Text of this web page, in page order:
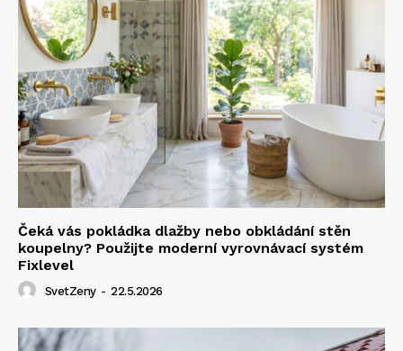
Čeká vás pokládka dlažby nebo obkládání stěn
koupelny? Použijte moderní vyrovnávací systém
Fixlevel
SvetZeny - 22.5.2026